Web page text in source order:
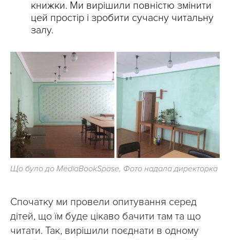
книжки. Ми вирішили повністю змінити
цей простір і зробити сучасну читальну
залу.
Що було до MediaBookSpase, Фото надала директорка
Спочатку ми провели опитування серед
дітей, що їм буде цікаво бачити там та що
читати. Так, вирішили поєднати в одному